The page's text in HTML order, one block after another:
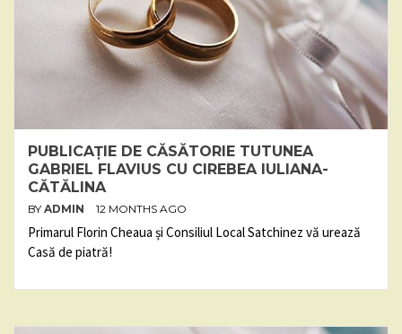
PUBLICAȚIE DE CĂSĂTORIE TUTUNEA
GABRIEL FLAVIUS CU CIREBEA IULIANA-
CĂTĂLINA
BY ADMIN 12 MONTHS AGO
Primarul Florin Cheaua și Consiliul Local Satchinez vă urează
Casă de piatră!